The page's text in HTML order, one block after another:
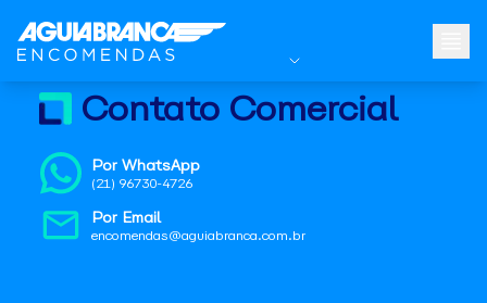
Contato Comercial
Por WhatsApp
(21) 96730-4726
Por Email
encomendas@aguiabranca.com.br